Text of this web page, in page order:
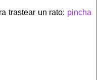
trastear un rato: pincha